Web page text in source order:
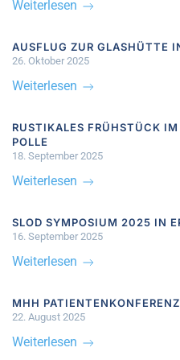
Weiterlesen
AUSFLUG ZUR GLASHÜTTE
26. Oktober 2025
Weiterlesen
RUSTIKALES FRÜHSTÜCK
POLLE
18. September 2025
Weiterlesen
SLOD SYMPOSIUM 2025 IN
16. September 2025
Weiterlesen
MHH
22. August 2025
Weiterlesen